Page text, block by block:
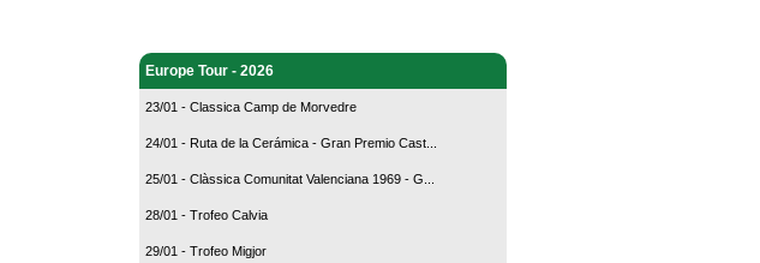
Europe Tour - 2026
23/01 - Classica Camp de Morvedre
24/01 - Ruta de la Cerámica - Gran Premio Cast...
25/01 - Clàssica Comunitat Valenciana 1969 - G...
28/01 - Trofeo Calvia
29/01 - Trofeo Migjor